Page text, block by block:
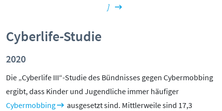
]
Cyberlife-Studie
2020
Die „Cyberlife III“-Studie des Bündnisses gegen Cybermobbing
ergibt, dass Kinder und Jugendliche immer häufiger
Cybermobbing
ausgesetzt sind. Mittlerweile sind 17,3